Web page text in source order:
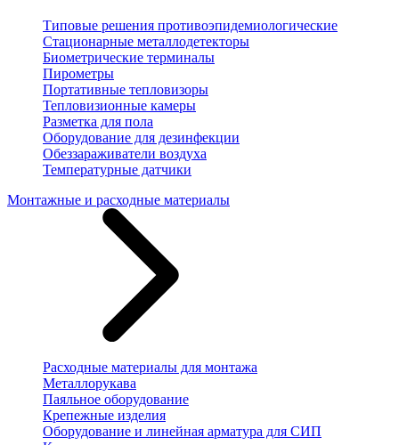
Типовые решения противоэпидемиологические
Стационарные металлодетекторы
Биометрические терминалы
Пирометры
Портативные тепловизоры
Тепловизионные камеры
Разметка для пола
Оборудование для дезинфекции
Обеззараживатели воздуха
Температурные датчики
Монтажные и расходные материалы
Расходные материалы для монтажа
Металлорукава
Паяльное оборудование
Крепежные изделия
Оборудование и линейная арматура для СИП